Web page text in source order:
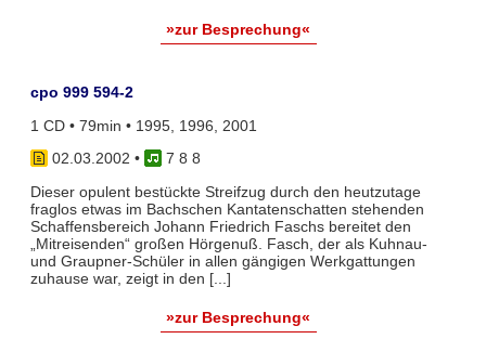
»zur Besprechung«
cpo 999 594-2
1 CD • 79min • 1995, 1996, 2001
02.03.2002 •
7 8 8
Dieser opulent bestückte Streifzug durch den heutzutage
fraglos etwas im Bachschen Kantatenschatten stehenden
Schaffensbereich Johann Friedrich Faschs bereitet den
„Mitreisenden“ großen Hörgenuß. Fasch, der als Kuhnau-
und Graupner-Schüler in allen gängigen Werkgattungen
zuhause war, zeigt in den [...]
»zur Besprechung«